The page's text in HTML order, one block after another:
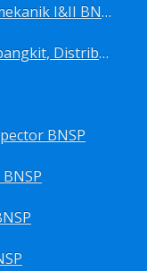
Sertifikasi teknisi Perawatan mekanik I&II BNSP
Sertifikasi Teknisi Sistim Pembangkit, Distribusi, Utilitas BNSP
BNSP